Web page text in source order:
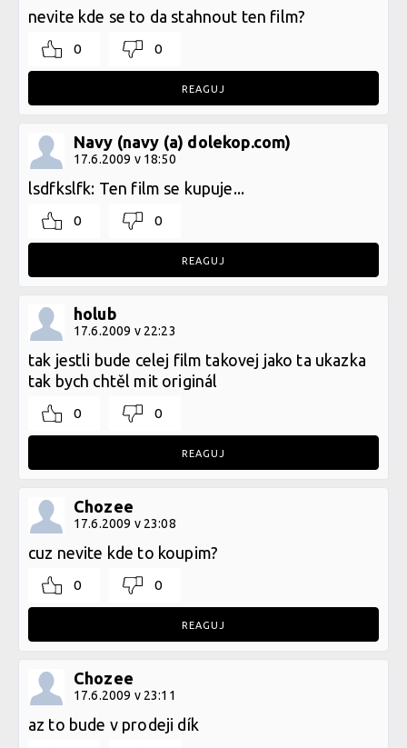
nevite kde se to da stahnout ten film?
0 0
REAGUJ
Navy (navy (a) dolekop.com)
17.6.2009 v 18:50
lsdfkslfk: Ten film se kupuje...
0 0
REAGUJ
holub
17.6.2009 v 22:23
tak jestli bude celej film takovej jako ta ukazka
tak bych chtěl mit originál
0 0
REAGUJ
Chozee
17.6.2009 v 23:08
cuz nevite kde to koupim?
0 0
REAGUJ
Chozee
17.6.2009 v 23:11
az to bude v prodeji dík